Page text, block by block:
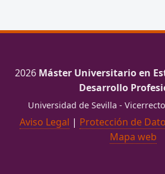
2026 Máster Universitario en
Desarrollo
Universidad de Sevilla -
Aviso Legal | Protección de
Mapa web